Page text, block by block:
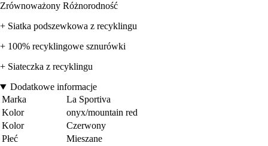
Zrównoważony Różnorodność
+ Siatka podszewkowa z recyklingu
+ 100% recyklingowe sznurówki
+ Siateczka z recyklingu
Dodatkowe informacje
Marka
La Sportiva
Kolor
onyx/mountain red
Kolor
Czerwony
Płeć
Mieszane